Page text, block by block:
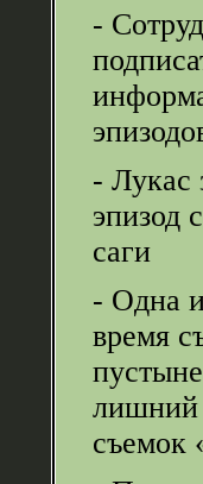
-
- Лукас
эпизод
саги
- Одна
время
лишний
съемок